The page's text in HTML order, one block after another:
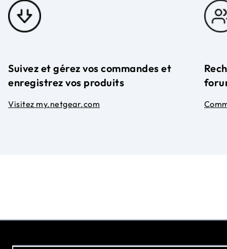
Suivez et gérez vos commandes et
enregistrez vos produits
Visitez my.netgear.com